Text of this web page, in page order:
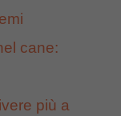
cane:
più a